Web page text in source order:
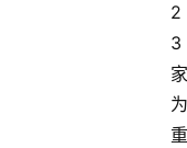
2
3
家
为
重